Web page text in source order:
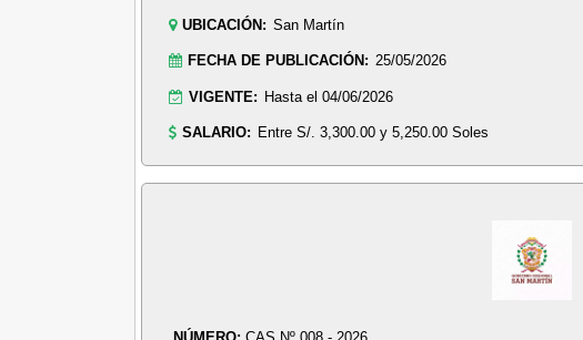
UBICACIÓN: San Martín
FECHA DE PUBLICACIÓN: 25/05/2026
VIGENTE: Hasta el 04/06/2026
SALARIO: Entre S/. 3,300.00 y 5,250.00 Soles